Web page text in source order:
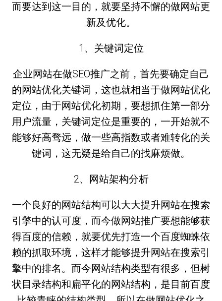
而要达到这一目的，就要坚持不懈的做网站更
新及优化。
1、关键词定位
企业网站在做SEO推广之前，首先要确定自己
的网站优化关键词，这也就相当于做网站优化
定位，由于网站优化初期，要想抓住第一部分
用户流量，关键词定位是重要的，一开始就不
能够好高骛远，做一些高指数或者难转化的关
键词，这无疑是给自己的找麻烦做。
2、网站架构分析
一个良好的网站结构可以大大提升网站在搜索
引擎中的认可度，而今做网站推广要想能够获
得百度的信赖，就要优先打造一个百度蜘蛛依
赖的抓取环境，这样才能够提升网站在搜索引
擎中的排名。而今网站结构类型有很多，但树
状目录结构和扁平化的网站结构，是目前百度